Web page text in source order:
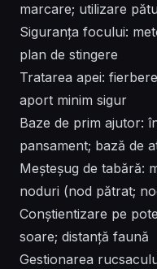
marcare; utilizare
Siguranța focului:
plan de stingere
Tratarea apei:
aport minim sigur
Baze de prim ajutor:
pansament; bază de
Meșteșug de tabără:
noduri (nod pătrat;
Conștientizare pe
soare; distanță faună
Gestionarea